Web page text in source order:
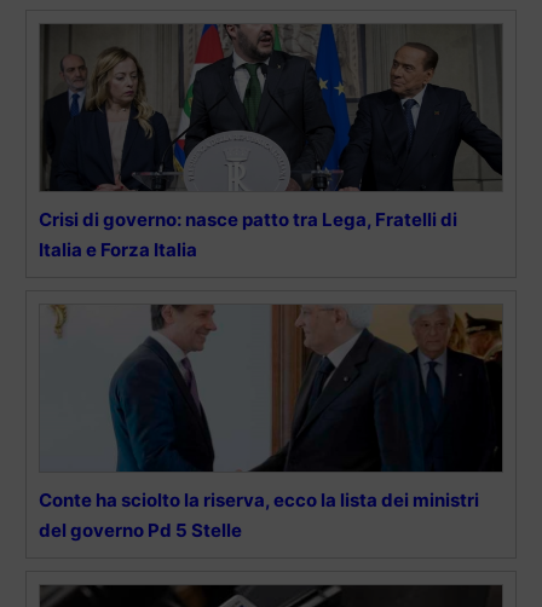
Crisi di governo: nasce patto tra Lega, Fratelli di
Italia e Forza Italia
Conte ha sciolto la riserva, ecco la lista dei ministri
del governo Pd 5 Stelle